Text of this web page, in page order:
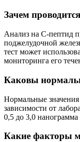
Зачем
Анализ на С-пептид
поджелудочной
тест может
мониторинга его
Каковы
Нормальные
зависимости от
0,5 до 3,0
Какие факторы